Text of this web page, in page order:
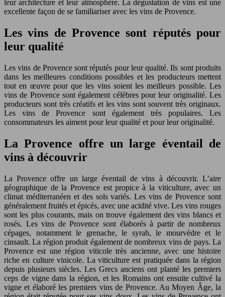
leur architecture et leur atmosphère. La dégustation de vins est une
excellente façon de se familiariser avec les vins de Provence.
Les vins de Provence sont réputés pour
leur qualité
Les vins de Provence sont réputés pour leur qualité. Ils sont produits
dans les meilleures conditions possibles et les producteurs mettent
tout en œuvre pour que les vins soient les meilleurs possible. Les
vins de Provence sont également célèbres pour leur originalité. Les
producteurs sont très créatifs et les vins sont souvent très originaux.
Les vins de Provence sont également très populaires. Les
consommateurs les aiment pour leur qualité et pour leur originalité.
La Provence offre un large éventail de
vins à découvrir
La Provence offre un large éventail de vins à découvrir. L’aire
géographique de la Provence est propice à la viticulture, avec un
climat méditerranéen et des sols variés. Les vins de Provence sont
généralement fruités et épicés, avec une acidité vive. Les vins rouges
sont les plus courants, mais on trouve également des vins blancs et
rosés. Les vins de Provence sont élaborés à partir de nombreux
cépages, notamment le grenache, le syrah, le mourvèdre et le
cinsault. La région produit également de nombreux vins de pays. La
Provence est une région viticole très ancienne, avec une histoire
riche en culture vinicole. La viticulture est pratiquée dans la région
depuis plusieurs siècles. Les Grecs anciens ont planté les premiers
ceps de vigne dans la région, et les Romains ont ensuite cultivé la
vigne et élaboré les premiers vins de Provence. Au Moyen Âge, la